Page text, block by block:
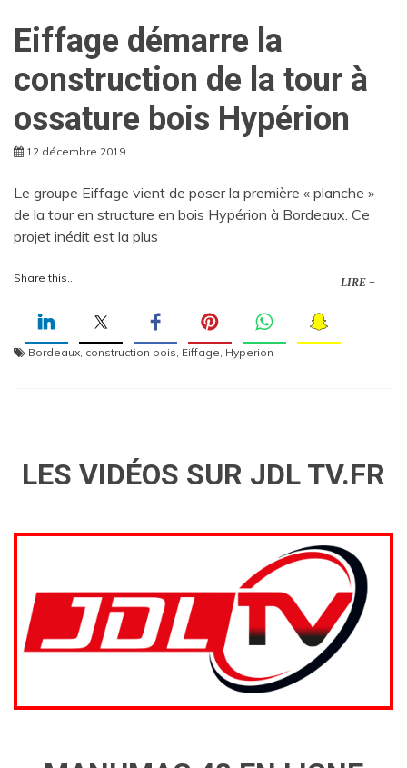
Eiffage démarre la
construction de la tour à
ossature bois Hypérion
12 décembre 2019
Le groupe Eiffage vient de poser la première « planche »
de la tour en structure en bois Hypérion à Bordeaux. Ce
projet inédit est la plus
Share this... LIRE +
Bordeaux, construction bois, Eiffage, Hyperion
LES VIDÉOS SUR JDL TV.FR